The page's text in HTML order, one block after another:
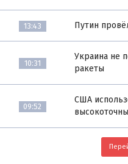
13:43 Путин
10:31
Украина не
ракеты
09:52
США